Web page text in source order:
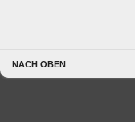
NACH OBEN